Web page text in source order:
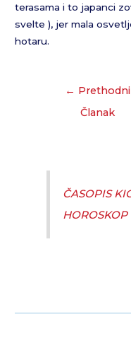
terasama i to japanci
svelte ), jer mala
hotaru.
← Prethodni
Članak
ČASOPIS
HOROSKOP